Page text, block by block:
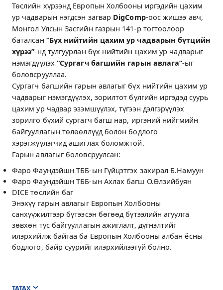
Төслийн хүрээнд Европын Холбооны иргэдийн цахим
ур чадварын нэгдсэн загвар DigComp-оос жишээ авч,
Монгол Улсын Засгийн газрын 141-р тогтоолоор
баталсан “Бүх нийтийн цахим ур чадварын бүтцийн
хүрээ”-нд тулгуурлан бүх нийтийн цахим ур чадварыг
нэмэгдүүлэх “Сургагч багшийн гарын авлага”-ыг
боловсрууллаа.
Сургагч багшийн гарын авлагыг бүх нийтийн цахим ур
чадварыг нэмэгдүүлэх, зорилтот бүлгийн иргэдэд суурь
цахим ур чадвар эзэмшүүлэх, түгээн дэлгэрүүлэх
зорилго бүхий сургагч багш нар, иргэний нийгмийн
байгууллагын төлөөллүүд болон бодлого
хэрэгжүүлэгчид ашиглах боломжтой.
Гарын авлагыг боловсруулсан:
Фаро Фаундэйшн ТББ-ын Гүйцэтгэх захирал Б.Намуун
Фаро Фаундэйшн ТББ-ын Ахлах багш О.Өлзийбуян
DICE төслийн баг
Энэхүү гарын авлагыг Европын Холбооны
санхүүжилтээр бүтээсэн бөгөөд бүтээлийн агуулга
зөвхөн тус байгууллагын ажиглалт, дүгнэлтийг
илэрхийлж байгаа ба Европын Холбооны албан ёсны
бодлого, байр суурийг илэрхийлээгүй болно.